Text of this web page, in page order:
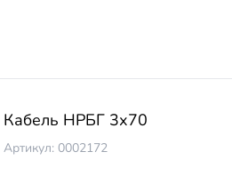
Кабель НРБГ 3х70
Артикул: 0002172